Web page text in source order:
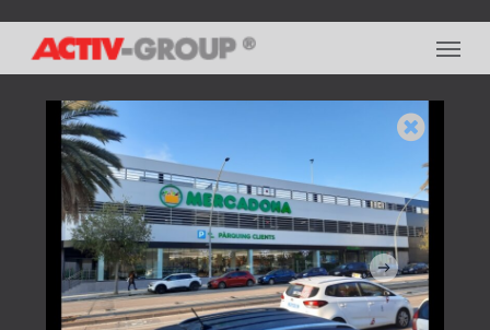
main
Menu